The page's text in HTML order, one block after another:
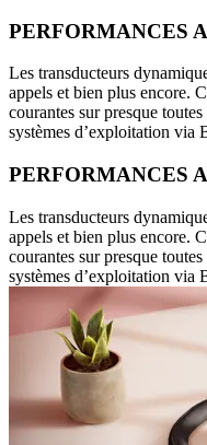
PERFORMANCES
Les transducteurs
appels et bien plus encore.
courantes sur presque
systèmes d’exploitation via
PERFORMANCES
Les transducteurs
appels et bien plus encore.
courantes sur presque
systèmes d’exploitation via